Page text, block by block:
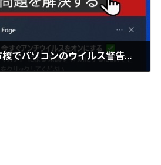
武蔵村山市榎でパソコンのウイルス警告対応